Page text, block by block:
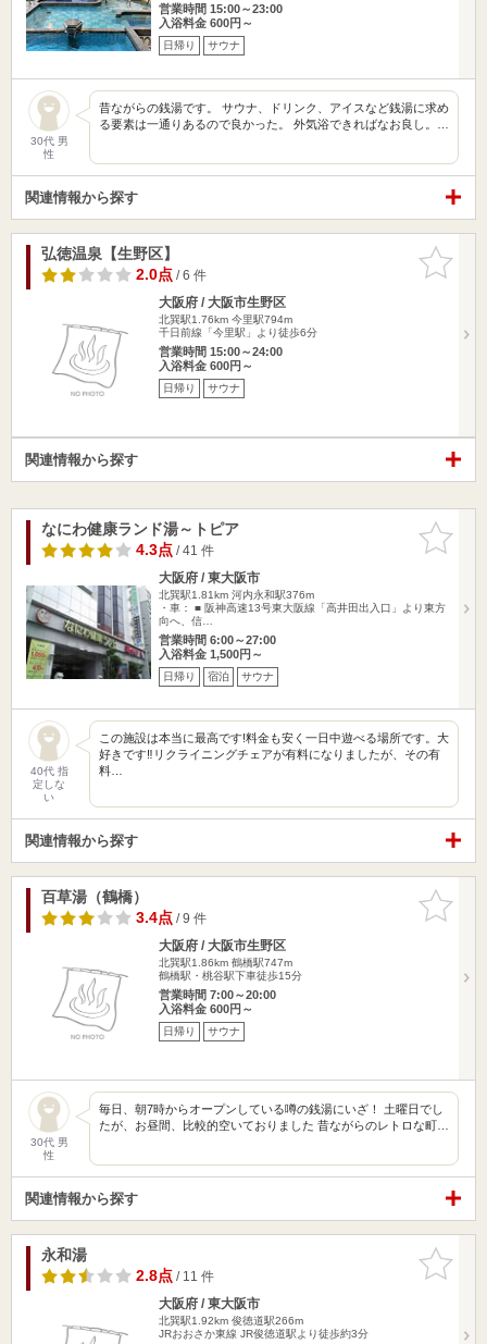
営業時間 15:00～23:00
入浴料金 600円～
日帰り サウナ
30代 男
性
昔ながらの銭湯です。 サウナ、ドリンク、アイスなど銭湯に求め
る要素は一通りあるので良かった。 外気浴できればなお良し。…
関連情報から探す
お気に入
りに追加
弘徳温泉【生野区】
2.0点/ 6 件
大阪府 / 大阪市生野区
北巽駅1.76km 今里駅794m
千日前線「今里駅」より徒歩6分
営業時間 15:00～24:00
入浴料金 600円～
日帰り サウナ
関連情報から探す
お気に入
りに追加
なにわ健康ランド湯～トピア
4.3点/ 41 件
大阪府 / 東大阪市
北巽駅1.81km 河内永和駅376m
・車： ■ 阪神高速13号東大阪線「高井田出入口」より東方
向へ、信…
営業時間 6:00～27:00
入浴料金 1,500円～
日帰り 宿泊 サウナ
40代 指
定しな
い
この施設は本当に最高です!料金も安く一日中遊べる場所です。大
好きです‼︎リクライニングチェアが有料になりましたが、その有
料…
関連情報から探す
お気に入
りに追加
百草湯（鶴橋）
3.4点/ 9 件
大阪府 / 大阪市生野区
北巽駅1.86km 鶴橋駅747m
鶴橋駅・桃谷駅下車徒歩15分
営業時間 7:00～20:00
入浴料金 600円～
日帰り サウナ
30代 男
性
毎日、朝7時からオープンしている噂の銭湯にいざ！ 土曜日でし
たが、お昼間、比較的空いておりました 昔ながらのレトロな町…
関連情報から探す
お気に入
りに追加
永和湯
2.8点/ 11 件
大阪府 / 東大阪市
北巽駅1.92km 俊徳道駅266m
JRおおさか東線 JR俊徳道駅より徒歩約3分